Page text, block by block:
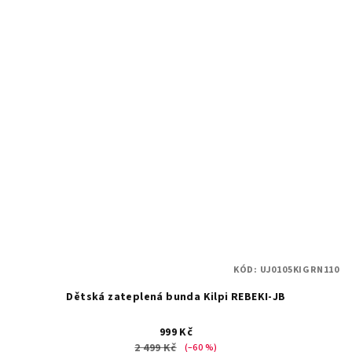
Dětská zateplená bunda Kilpi REBEKI-JB
999 Kč
2 499 Kč
(–60 %)
KÓD: UJ0105KIGRN110